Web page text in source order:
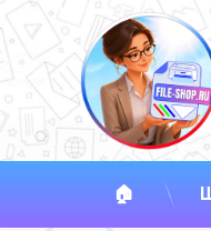
Перейти
к
содержимому
🏠